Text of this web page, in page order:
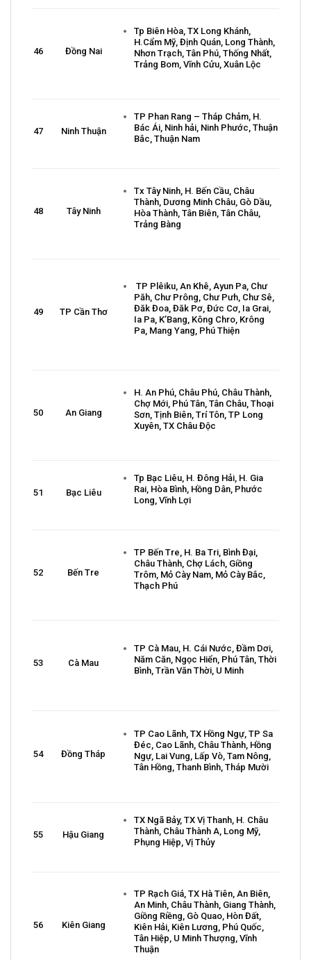
46 Đồng Nai
Tp Biên Hòa, TX Long Khánh,
H.Cẩm Mỹ, Định Quán, Long Thành,
Nhơn Trạch, Tân Phú, Thống Nhất,
Trảng Bom, Vĩnh Cửu, Xuân Lộc
47 Ninh Thuận
TP Phan Rang – Tháp Chảm, H.
Bác Ái, Ninh hải, Ninh Phước, Thuận
Bắc, Thuận Nam
48 Tây Ninh
Tx Tây Ninh, H. Bến Cầu, Châu
Thành, Dương Minh Châu, Gò Dầu,
Hòa Thành, Tân Biên, Tân Châu,
Trảng Bàng
49 TP Cần Thơ
TP Plêiku, An Khê, Ayun Pa, Chư
Păh, Chư Prông, Chư Pưh, Chư Sê,
Đăk Đoa, Đăk Pơ, Đức Cơ, Ia Grai,
Ia Pa, K’Bang, Kông Chro, Krông
Pa, Mang Yang, Phú Thiện
50 An Giang
H. An Phú, Châu Phú, Châu Thành,
Chợ Mới, Phú Tân, Tân Châu, Thoại
Sơn, Tịnh Biên, Trí Tôn, TP Long
Xuyên, TX Châu Độc
51 Bạc Liêu
Tp Bạc Liêu, H. Đông Hải, H. Gia
Rai, Hòa Bình, Hồng Dân, Phước
Long, Vĩnh Lợi
52 Bến Tre
TP Bến Tre, H. Ba Tri, Bình Đại,
Châu Thành, Chợ Lách, Giồng
Trôm, Mỏ Cày Nam, Mỏ Cày Bắc,
Thạch Phú
53 Cà Mau
TP Cà Mau, H. Cái Nước, Đầm Dơi,
Năm Căn, Ngọc Hiển, Phú Tân, Thời
Bình, Trần Văn Thời, U Minh
54 Đồng Tháp
TP Cao Lãnh, TX Hồng Ngự, TP Sa
Đéc, Cao Lãnh, Châu Thành, Hồng
Ngự, Lai Vung, Lấp Vò, Tam Nông,
Tân Hồng, Thanh Bình, Tháp Mười
55 Hậu Giang
TX Ngã Bảy, TX Vị Thanh, H. Châu
Thành, Châu Thành A, Long Mỹ,
Phụng Hiệp, Vị Thủy
56 Kiên Giang
TP Rạch Giá, TX Hà Tiên, An Biên,
An Minh, Châu Thành, Giang Thành,
Giồng Riềng, Gò Quao, Hòn Đất,
Kiên Hải, Kiên Lương, Phú Quốc,
Tân Hiệp, U Minh Thượng, Vĩnh
Thuận